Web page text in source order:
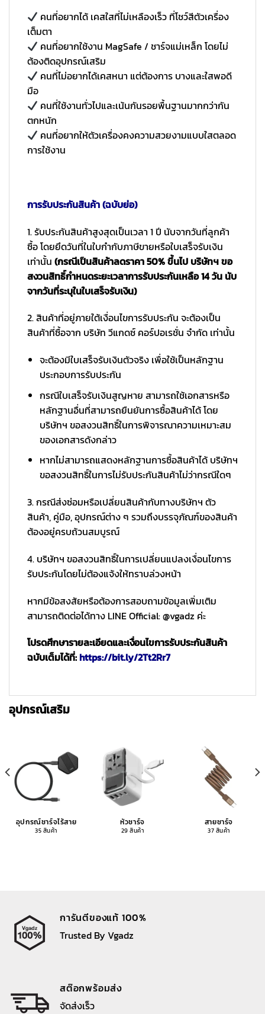
คนที่อยากได้ เคสใสที่ไม่เหลืองเร็ว ที่โชว์สีตัวเครื่อง
เต็มตา
คนที่อยากใช้งาน MagSafe / ชาร์จแม่เหล็ก โดยไม่
ต้องติดอุปกรณ์เสริม
คนที่ไม่อยากได้เคสหนา แต่ต้องการ บางและใสพอดี
มือ
คนที่ใช้งานทั่วไปและเน้นกันรอยพื้นฐานมากกว่ากัน
ตกหนัก
คนที่อยากให้ตัวเครื่องคงความสวยงามแบบใสตลอด
การใช้งาน
การรับประกันสินค้า (ฉบับย่อ)
1. รับประกันสินค้าสูงสุดเป็นเวลา 1 ปี นับจากวันที่ลูกค้า
ซื้อ โดยยึดวันที่ในใบกำกับภาษีขายหรือใบเสร็จรับเงิน
เท่านั้น (กรณีเป็นสินค้าลดราคา 50% ขึ้นไป บริษัทฯ ขอ
สงวนสิทธิ์กำหนดระยะเวลาการรับประกันเหลือ 14 วัน นับ
จากวันที่ระบุในใบเสร็จรับเงิน)
2. สินค้าที่อยู่ภายใต้เงื่อนไขการรับประกัน จะต้องเป็น
สินค้าที่ซื้อจาก บริษัท วีแกดซ์ คอร์ปอเรชั่น จำกัด เท่านั้น
จะต้องมีใบเสร็จรับเงินตัวจริง เพื่อใช้เป็นหลักฐาน
ประกอบการรับประกัน
กรณีใบเสร็จรับเงินสูญหาย สามารถใช้เอกสารหรือ
หลักฐานอื่นที่สามารถยืนยันการซื้อสินค้าได้ โดย
บริษัทฯ ขอสงวนสิทธิ์ในการพิจารณาความเหมาะสม
ของเอกสารดังกล่าว
หากไม่สามารถแสดงหลักฐานการซื้อสินค้าได้ บริษัทฯ
ขอสงวนสิทธิ์ในการไม่รับประกันสินค้าไม่ว่ากรณีใดๆ
3. กรณีส่งซ่อมหรือเปลี่ยนสินค้ากับทางบริษัทฯ ตัว
สินค้า, คู่มือ, อุปกรณ์ต่าง ๆ รวมถึงบรรจุภัณฑ์ของสินค้า
ต้องอยู่ครบถ้วนสมบูรณ์
4. บริษัทฯ ขอสงวนสิทธิ์ในการเปลี่ยนแปลงเงื่อนไขการ
รับประกันโดยไม่ต้องแจ้งให้ทราบล่วงหน้า
หากมีข้อสงสัยหรือต้องการสอบถามข้อมูลเพิ่มเติม
สามารถติดต่อได้ทาง LINE Official: @vgadz ค่ะ
โปรดศึกษารายละเอียดและเงื่อนไขการรับประกันสินค้า
ฉบับเต็มได้ที่:https://bit.ly/2Tt2Rr7
อุปกรณ์เสริม
อุปกรณ์ชาร์จไร้สาย
35 สินค้า
หัวชาร์จ
29 สินค้า
สายชาร์จ
37 สินค้า
การันตีของแท้ 100%
Trusted By Vgadz
สต๊อกพร้อมส่ง
จัดส่งเร็ว